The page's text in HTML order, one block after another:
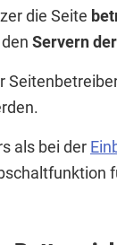
die Seite
Servern
als bei der